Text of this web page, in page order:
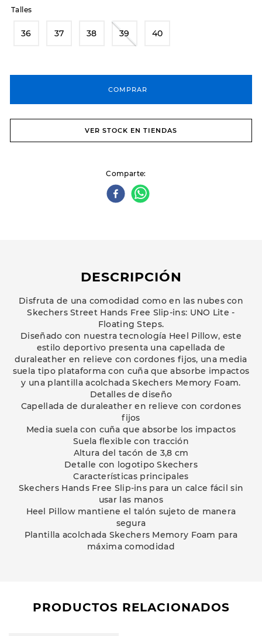
Talles
36 37 38 39 40
COMPRAR
VER STOCK EN TIENDAS
Comparte
DESCRIPCIÓN
Disfruta de una comodidad como en las nubes con
Skechers Street Hands Free Slip-ins: UNO Lite -
Floating Steps.
Diseñado con nuestra tecnología Heel Pillow, este
estilo deportivo presenta una capellada de
duraleather en relieve con cordones fijos, una media
suela tipo plataforma con cuña que absorbe impactos
y una plantilla acolchada Skechers Memory Foam.
Detalles de diseño
Capellada de duraleather en relieve con cordones
fijos
Media suela con cuña que absorbe los impactos
Suela flexible con tracción
Altura del tacón de 3,8 cm
Detalle con logotipo Skechers
Características principales
Skechers Hands Free Slip-ins para un calce fácil sin
usar las manos
Heel Pillow mantiene el talón sujeto de manera
segura
Plantilla acolchada Skechers Memory Foam para
máxima comodidad
PRODUCTOS RELACIONADOS